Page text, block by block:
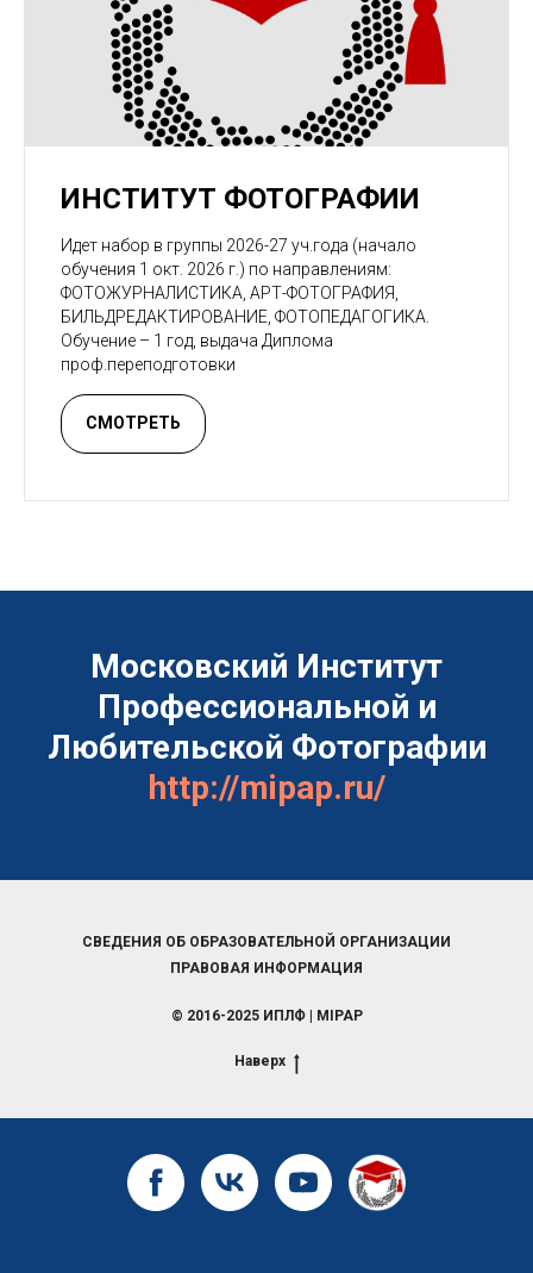
ИНСТИТУТ ФОТОГРАФИИ
Идет набор в группы 2026-27 уч.года (начало
обучения 1 окт. 2026 г.) по направлениям:
ФОТОЖУРНАЛИСТИКА, АРТ-ФОТОГРАФИЯ,
БИЛЬДРЕДАКТИРОВАНИЕ, ФОТОПЕДАГОГИКА.
Обучение – 1 год, выдача Диплома
проф.переподготовки
СМОТРЕТЬ
Московский Институт
Профессиональной и
Любительской Фотографии
http://mipap.ru/
СВЕДЕНИЯ ОБ ОБРАЗОВАТЕЛЬНОЙ ОРГАНИЗАЦИИ
ПРАВОВАЯ ИНФОРМАЦИЯ
© 2016-2025 ИПЛФ | MIPAP
Наверх